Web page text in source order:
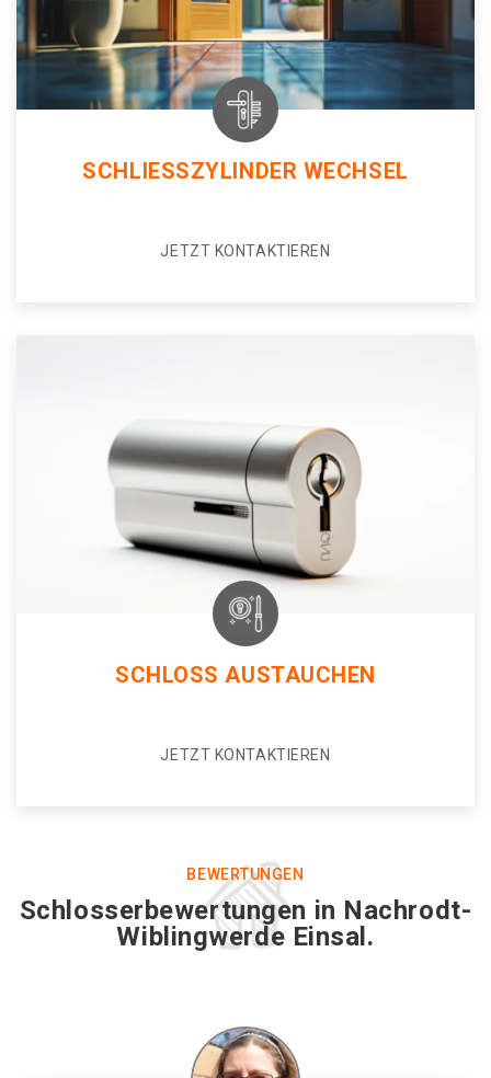
SCHLIESSZYLINDER WECHSEL
JETZT KONTAKTIEREN
SCHLOSS AUSTAUCHEN
JETZT KONTAKTIEREN
BEWERTUNGEN
Schlosserbewertungen in Nachrodt-
Wiblingwerde Einsal.